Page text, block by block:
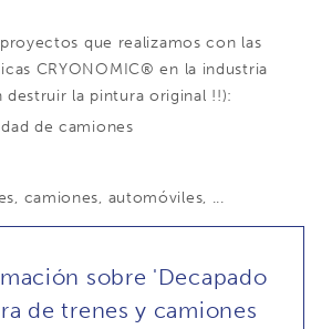
que realizamos con las
CRYONOMIC® en la industria
destruir la pintura original !!):
de camiones
camiones, automóviles, ...
sobre 'Decapado
de trenes y camiones